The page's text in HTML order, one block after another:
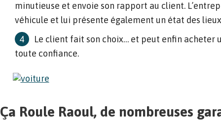
minutieuse et envoie son rapport au client.
véhicule et lui présente également un état des
Le client fait son choix… et peut enfin acheter
toute confiance.
Ça Roule Raoul, de nombreuses